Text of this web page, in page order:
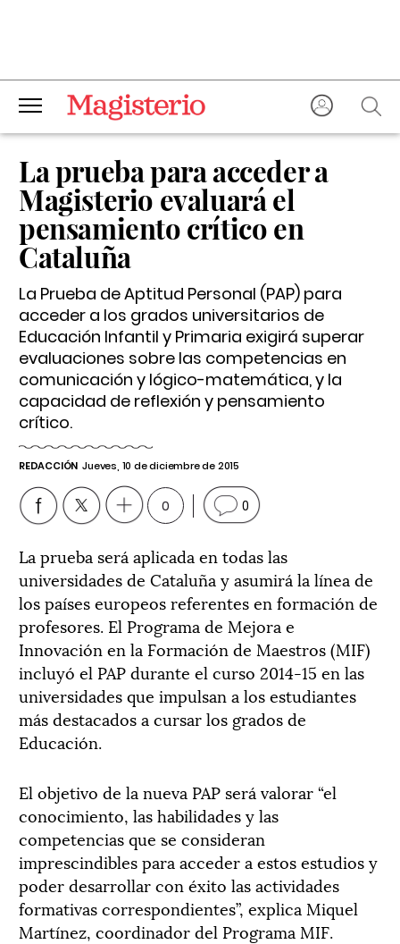
La prueba para acceder a
Magisterio evaluará el
pensamiento crítico en
Cataluña
La Prueba de Aptitud Personal (PAP) para
acceder a los grados universitarios de
Educación Infantil y Primaria exigirá superar
evaluaciones sobre las competencias en
comunicación y lógico-matemática, y la
capacidad de reflexión y pensamiento
crítico.
REDACCIÓN Jueves, 10 de diciembre de 2015
0 0
La prueba será aplicada en todas las
universidades de Cataluña y asumirá la línea de
los países europeos referentes en formación de
profesores. El Programa de Mejora e
Innovación en la Formación de Maestros (MIF)
incluyó el PAP durante el curso 2014-15 en las
universidades que impulsan a los estudiantes
más destacados a cursar los grados de
Educación.
El objetivo de la nueva PAP será valorar “el
conocimiento, las habilidades y las
competencias que se consideran
imprescindibles para acceder a estos estudios y
poder desarrollar con éxito las actividades
formativas correspondientes”, explica Miquel
Martínez, coordinador del Programa MIF.